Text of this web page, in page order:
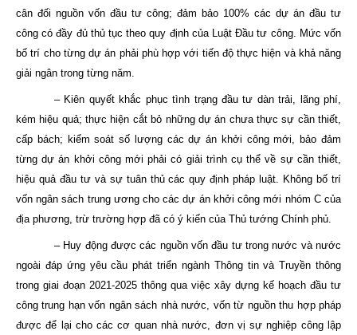
cân đối nguồn vốn đầu tư công; đảm bảo 100% các dự án đầu tư
công có đầy đủ thủ tục theo quy định của Luật Đầu tư công. Mức vốn
bố trí cho từng dự án phải phù hợp với tiến độ thực hiện và khả năng
giải ngân trong từng năm.
– Kiên quyết khắc phục tình trạng đầu tư dàn trải, lãng phí,
kém hiệu quả; thực hiện cắt bỏ những dự án chưa thực sự cần thiết,
cấp bách; kiểm soát số lượng các dự án khởi công mới, bảo đảm
từng dự án khởi công mới phải có giải trình cụ thể về sự cần thiết,
hiệu quả đầu tư và sự tuân thủ các quy định pháp luật. Không bố trí
vốn ngân sách trung ương cho các dự án khởi công mới nhóm C của
địa phương, trừ trường hợp đã có ý kiến của Thủ tướng Chính phủ.
– Huy động được các nguồn vốn đầu tư trong nước và nước
ngoài đáp ứng yêu cầu phát triển ngành Thông tin và Truyền thông
trong giai đoạn 2021-2025 thông qua việc xây dựng kế hoạch đầu tư
công trung hạn vốn ngân sách nhà nước, vốn từ nguồn thu hợp pháp
được để lại cho các cơ quan nhà nước, đơn vị sự nghiệp công lập